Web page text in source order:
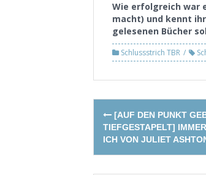
Wie erfolgreich war
macht) und kennt
gelesenen Bücher
Schlussstrich TBR
Post
navigation
[AUF DEN PUNKT
TIEFGESTAPELT]
ICH VON JULIET